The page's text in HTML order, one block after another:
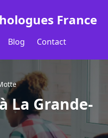
France
Blog Contact
La Grande-